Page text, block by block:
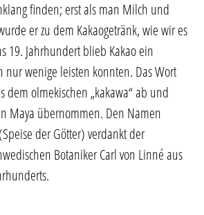
finden; erst als man Milch und
er zu dem Kakaogetränk, wie wir es
19. Jahrhundert blieb Kakao ein
nur wenige leisten konnten. Das Wort
dem olmekischen „kakawa“ ab und
Maya übernommen. Den Namen
der Götter) verdankt der
Botaniker Carl von Linné aus